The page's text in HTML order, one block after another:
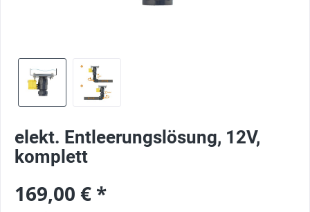
elekt. Entleerungslösung, 12V,
komplett
169,00 € *